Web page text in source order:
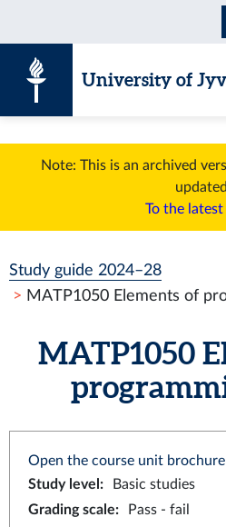
University of
Note: This is an archived
To the latest
Study guide 2024–28
MATP1050 Elements of
MATP1050
Open the course unit brochure
Study level :
Basic studies
Grading scale:
Pass - fail